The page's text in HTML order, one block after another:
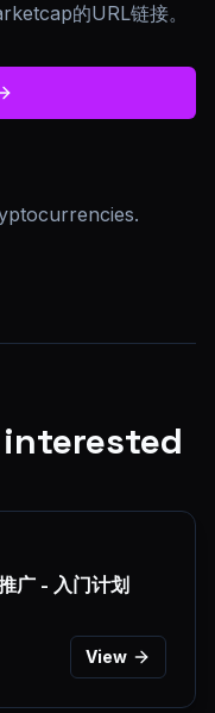
的URL链接。
广 - 入门计划
View